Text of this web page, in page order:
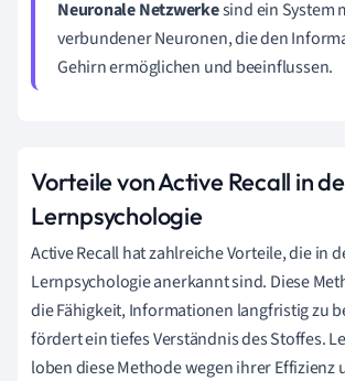
Neuronale Netzwerkesind ein System
verbundener Neuronen, die den
Gehirn ermöglichen und beeinflussen.
Vorteile von Active Recall in
Lernpsychologie
Active Recall hat zahlreiche Vorteile, die in
Lernpsychologie anerkannt sind. Diese
die Fähigkeit, Informationen langfristig zu
fördert ein tiefes Verständnis des Stoffes.
loben diese Methode wegen ihrer Effizienz